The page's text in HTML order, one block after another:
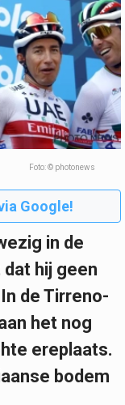
Foto: © photonews
Google!
in de
hij geen
de Tirreno-
het nog
ereplaats.
bodem